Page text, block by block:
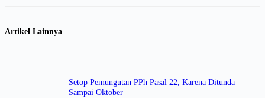
Artikel Lainnya
Setop Pemungutan PPh Pasal 22, Karena Ditunda
Sampai Oktober